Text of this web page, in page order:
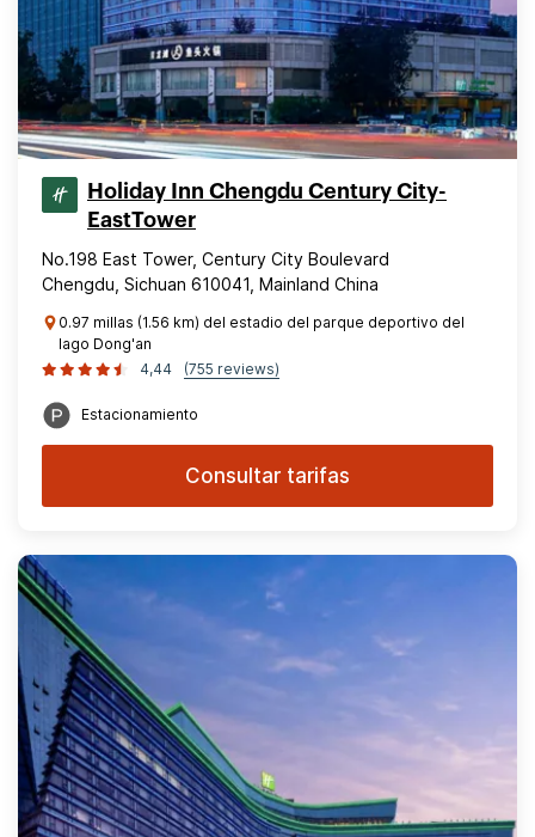
Holiday Inn Chengdu Century City-
EastTower
No.198 East Tower, Century City Boulevard
Chengdu, Sichuan 610041, Mainland China
0.97 millas (1.56 km) del estadio del parque deportivo del
lago Dong'an
4,44
(755 reviews)
Estacionamiento
Consultar tarifas